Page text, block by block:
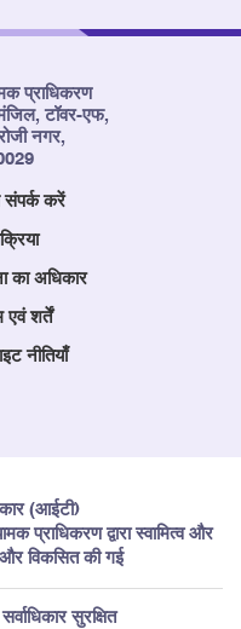
प्राधिकरण
टॉवर-एफ,
नगर,
करें
का अधिकार
एवं शर्तें
नीतियाँ
(आईटी)
प्राधिकरण द्वारा स्वामित्व और
और विकसित की गई
सुरक्षित